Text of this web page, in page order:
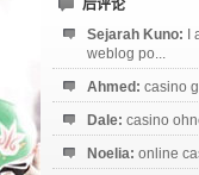
后评论
Sejarah Kuno:
weblog po...
Ahmed: casino
Dale: casino
Noelia: online